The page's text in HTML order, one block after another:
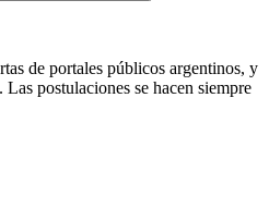
de portales públicos argentinos, y
postulaciones se hacen siempre